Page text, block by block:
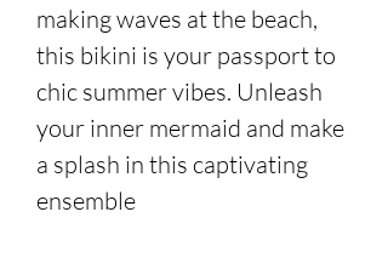
making waves at the beach,
this bikini is your passport to
chic summer vibes. Unleash
your inner mermaid and make
a splash in this captivating
ensemble